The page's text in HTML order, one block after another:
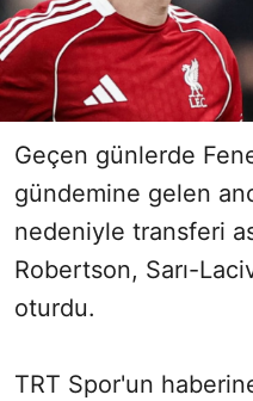
Geçen günlerde
gündemine gelen
nedeniyle transferi
Robertson, Sarı-
oturdu.
TRT Spor'un